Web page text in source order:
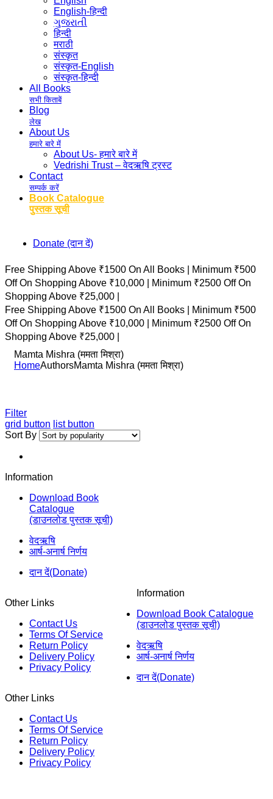
English-हिन्दी
ગુજરાતી
हिन्दी
मराठी
संस्कृत
संस्कृत-English
संस्कृत-हिन्दी
All Books
सभी किताबें
Blog
लेख
About Us
हमारे बारे में
About Us- हमारे बारे में
Vedrishi Trust – वेदऋषि ट्रस्ट
Contact
सम्पर्क करें
Book Catalogue
पुस्तक सूची
Donate (दान दें)
Free Shipping Above ₹1500 On All Books |
Minimum ₹500
Off On Shopping Above ₹10,000 |
Minimum ₹2500 Off On
Shopping Above ₹25,000 |
Free Shipping Above ₹1500 On All Books |
Minimum ₹500
Off On Shopping Above ₹10,000 |
Minimum ₹2500 Off On
Shopping Above ₹25,000 |
Mamta Mishra (ममता मिश्रा)
HomeAuthorsMamta Mishra (ममता मिश्रा)
Filter
grid button list button
Sort By
Information
Download Book
Catalogue
(डाउनलोड पुस्तक सूची)
वेदऋषि
आर्ष-अनार्ष निर्णय
दान दें(Donate)
Other Links
Contact Us
Terms Of Service
Return Policy
Delivery Policy
Privacy Policy
Information
Download Book Catalogue
(डाउनलोड पुस्तक सूची)
वेदऋषि
आर्ष-अनार्ष निर्णय
दान दें(Donate)
Other Links
Contact Us
Terms Of Service
Return Policy
Delivery Policy
Privacy Policy